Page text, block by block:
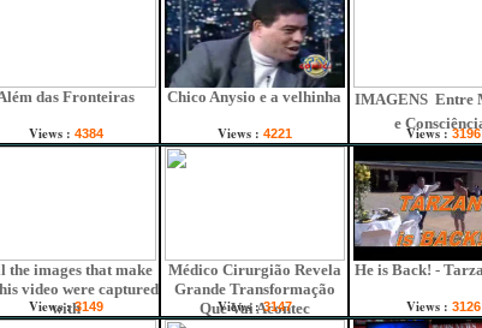
das Fronteiras
Views : 4384
Chico Anysio e a velhinha
Views : 4221
IMAGENS  Entre
e
Views :3196
the images that make
video were captured
with
Views :3149
Médico Cirurgião Revela
Grande Transformação
Que Vai Acontec
Views :3147
He is Back! -
Views : 3126